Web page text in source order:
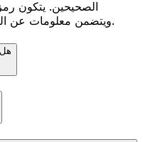
ويتضمن معلومات عن البنك والبلد والموقع وأحيانًا فرعًا معينًا.